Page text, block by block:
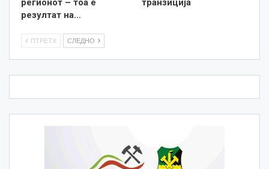
регионот – тоа е
резултат на…
транзиција
ПТРЕТХ СЛЕДНО